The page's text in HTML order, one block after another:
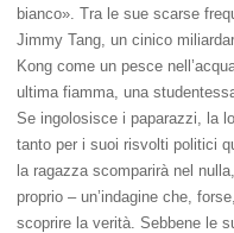
bianco». Tra le sue scarse
Jimmy Tang, un cinico
Kong come un pesce
ultima fiamma, una
Se ingolosisce i paparazzi, la
tanto per i suoi risvolti politici
la ragazza scomparirà nel
proprio – un’indagine che,
scoprire la verità. Sebbene le